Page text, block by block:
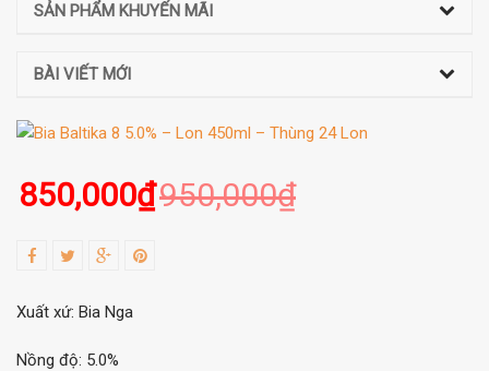
SẢN PHẨM KHUYẾN MÃI
BÀI VIẾT MỚI
950,000₫
850,000₫
Xuất xứ: Bia Nga
Nồng độ: 5.0%